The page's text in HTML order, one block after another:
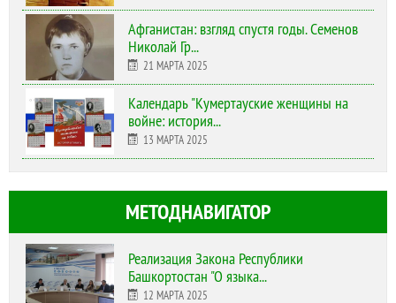
Афганистан: взгляд спустя годы. Семенов
Николай Гр...
21 МАРТА 2025
Календарь "Кумертауские женщины на
войне: история...
13 МАРТА 2025
МЕТОДНАВИГАТОР
Реализация Закона Республики
Башкортостан "О языка...
12 МАРТА 2025